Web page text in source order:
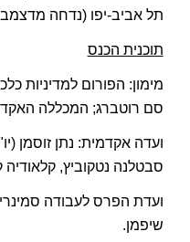
תל אביב-יפו (נדחה מדצמבר 2024 עקב
תוכנית הכנס
מימון: הפורום למדיניות
סם רוטברג; המכללה
ועדה אקדמית: נתן זוסמן
סבטלנה נטקוביץ, קלאודיה
ועדת הפרס לעבודה
שיפמן.